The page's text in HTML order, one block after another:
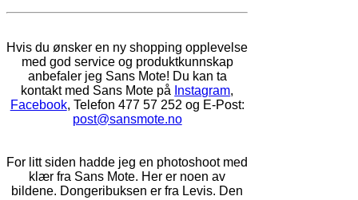
Hvis du ønsker en ny shopping opplevelse
med god service og produktkunnskap
anbefaler jeg Sans Mote! Du kan ta
kontakt med Sans Mote på Instagram,
Facebook, Telefon 477 57 252 og E-Post:
post@sansmote.no
For litt siden hadde jeg en photoshoot med
klær fra Sans Mote. Her er noen av
bildene. Dongeribuksen er fra Levis. Den